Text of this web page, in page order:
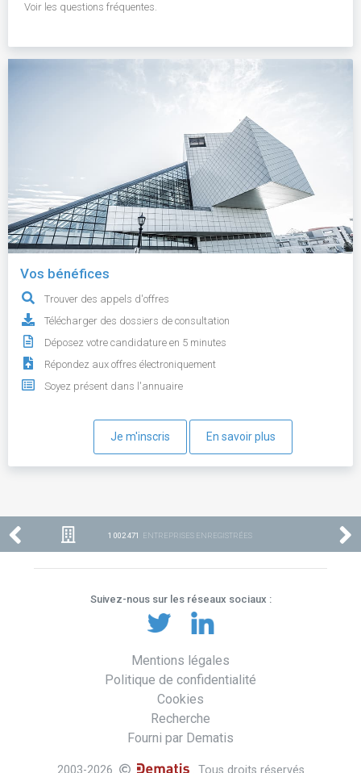
Voir les questions fréquentes.
Vos bénéfices
Trouver des appels d'offres
Télécharger des dossiers de consultation
Déposez votre candidature en 5 minutes
Répondez aux offres électroniquement
Soyez présent dans l'annuaire
Je m'inscris En savoir plus
1 002 471 ENTREPRISES ENREGISTRÉES
Suivez-nous sur les réseaux sociaux :
Mentions légales
Politique de confidentialité
Cookies
Recherche
Fourni par Dematis
2003-2026 . Tous droits réservés